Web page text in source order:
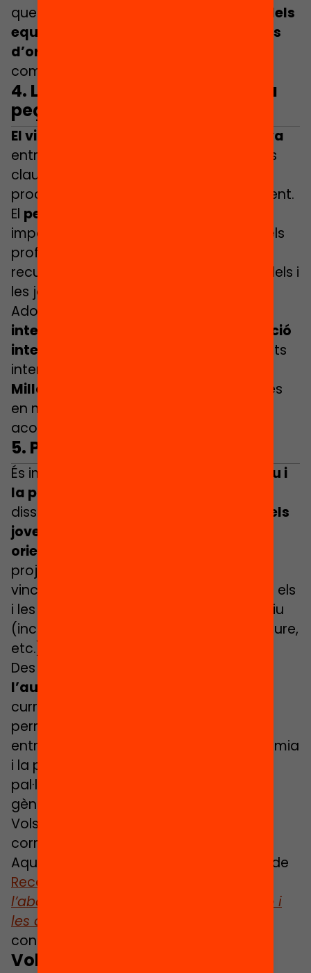
que perdurin és
garantir l’estabilitat dels
equips docents als centres i les figures
d’orientació
complexos.
4. La figura orientadora com la
peça clau de la partida
El vincle, l’autoritat i la relació afectiva
entre la figura orientadora i el/la jove és
clau per esdevenir referent positiu dels
processos d’orientació i acompanyament.
El perfil professional
important per garantir la preparació dels
professionals i aprofitar i maximitzar els
recursos disponibles i les oportunitats dels i
les joves.
Adoptar una
interseccional i garantir la comunicació
intercultural
amb mediadors o referents
interculturals.
Millorar la formació
dels tutors i tutores
en matèria d’acció de tutoria i
acompanyament.
5. Posar el jove al centre
És imprescindible tenir en compte
la veu i
la participació dels i les joves.
dissenyar estratègies per
anar on són els
joves i vincular-los
orientacions
projectes formals, tenint en compte els
vincles i els referents positius que tenen els
i les joves més enllà del sistema educatiu
(incloure l’àmbit cultural, esportiu, de lleure,
etc.).
Des del centre, cal promoure
l’autoconeixement
curriculum des de l’educació infantil,
permetent als alumnes desenvolupar i
entrenar les competències per l’autonomia
i la presa de decisions. Això permetria
pal·liar els efectes de la socialització de
gènere i la falta d’equitat.
Vols rebre el següent monogràfic al
correu?
Aquest article pertany al tercer butlletí de
Recerca i acció!
l’abandonament: la clau en l’orientació i
les dades
continguts!
Vols saber-ne més?